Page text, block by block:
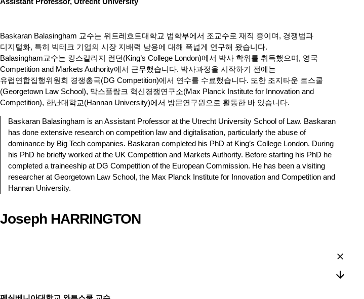
Baskaran Balasingham 교수는 위트레흐트대학교 법학부에서 조교수로 재직 중이며, 경쟁법과
디지털화, 특히 빅테크 기업의 시장 지배력 남용에 대해 폭넓게 연구해 왔습니다.
Balasingham교수는 킹스칼리지 런던(King’s College London)에서 박사 학위를 취득했으며, 영국
Competition and Markets Authority에서 근무했습니다. 박사과정을 시작하기 전에는
유럽연합집행위원회 경쟁총국(DG Competition)에서 연수를 수료했습니다. 또한 조지타운 로스쿨
(Georgetown Law School), 막스플랑크 혁신경쟁연구소(Max Planck Institute for Innovation and
Competition), 한난대학교(Hannan University)에서 방문연구원으로 활동한 바 있습니다.
Baskaran Balasingham is an Assistant Professor at the Utrecht University School of Law. Baskaran
has done extensive research on competition law and digitalisation, particularly the abuse of
dominance by Big Tech companies. Baskaran completed his PhD at King’s College London. During
his PhD he briefly worked at the UK Competition and Markets Authority. Before starting his PhD he
completed a traineeship at DG Competition of the European Commission. He has been a visiting
researcher at Georgetown Law School, the Max Planck Institute for Innovation and Competition and
Hannan University.
Joseph HARRINGTON